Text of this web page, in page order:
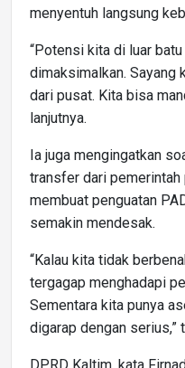
menyentuh langsung
“Potensi kita di luar
dimaksimalkan. Sayang
dari pusat. Kita bisa
lanjutnya.
Ia juga mengingatkan
transfer dari
membuat penguatan
semakin mendesak.
“Kalau kita tidak
tergagap menghadapi
Sementara kita punya
digarap dengan
DPRD Kaltim, kata